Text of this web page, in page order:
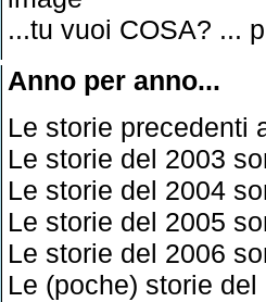
...tu vuoi COSA? ...
Anno per anno...
Le storie precedenti
Le storie del 2003
Le storie del 2004
Le storie del 2005
Le storie del 2006
Le (poche) storie